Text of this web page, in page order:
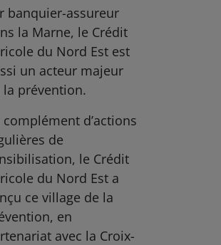
banquier-assureur
la Marne, le Crédit
du Nord Est est
un acteur majeur
la prévention.
complément d’actions
de
le Crédit
du Nord Est a
ce village de la
en
avec la Croix-